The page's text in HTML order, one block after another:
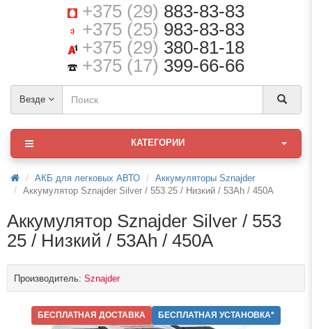
+375 (29) 883-83-83
+375 (25) 983-83-83
+375 (29) 380-81-18
+375 (17) 399-66-66
Везде
КАТЕГОРИИ
АКБ для легковых АВТО
Аккумуляторы Sznajder
Аккумулятор Sznajder Silver / 553 25 / Низкий / 53Ah / 450А
Аккумулятор Sznajder Silver / 553
25 / Низкий / 53Ah / 450А
Производитель: Sznajder
БЕСПЛАТНАЯ ДОСТАВКА БЕСПЛАТНАЯ УСТАНОВКА*